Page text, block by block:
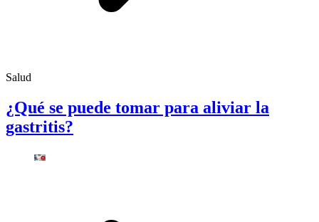
Salud
¿Qué se puede tomar para aliviar la
gastritis?